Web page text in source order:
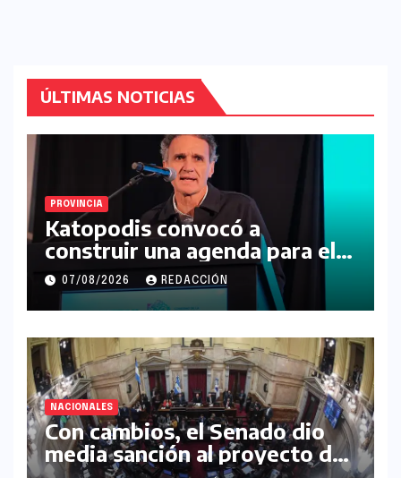
ÚLTIMAS NOTICIAS
PROVINCIA
Katopodis convocó a
construir una agenda para el
futuro de la Región Noroeste
07/08/2026 REDACCIÓN
NACIONALES
Con cambios, el Senado dio
media sanción al proyecto de